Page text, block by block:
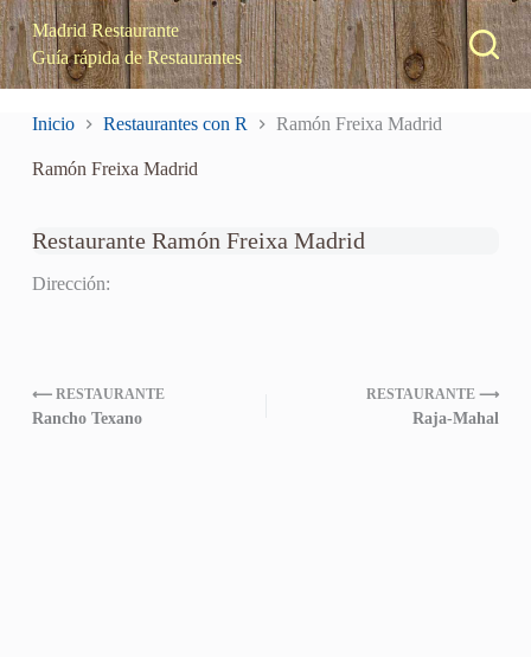
S
a
l
t
n
Madrid Restaurante
Guía rápida de Restaurantes
Inicio Restaurantes con R Ramón Freixa Madrid
Ramón Freixa Madrid
Restaurante Ramón Freixa Madrid
Dirección:
⟵ RESTAURANTE
Rancho Texano
RESTAURANTE ⟶
Raja-Mahal